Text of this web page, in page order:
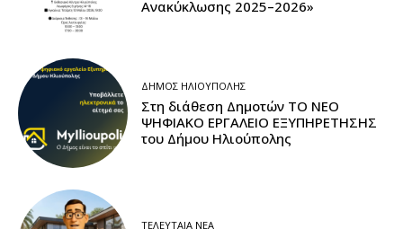
Ανακύκλωσης 2025–2026»
ΔΉΜΟΣ ΗΛΙΟΎΠΟΛΗΣ
Στη διάθεση Δημοτών ΤΟ ΝΕΟ
ΨΗΦΙΑΚΟ ΕΡΓΑΛΕΙΟ ΕΞΥΠΗΡΕΤΗΣΗΣ
του Δήμου Ηλιούπολης
ΤΕΛΕΥΤΑΊΑ ΝΈΑ